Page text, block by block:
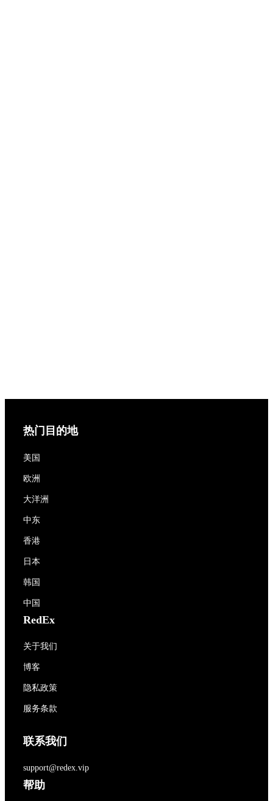
热门目的地
美国
欧洲
大洋洲
中东
香港
日本
韩国
中国
RedEx
关于我们
博客
隐私政策
服务条款
联系我们
support@redex.vip
帮助